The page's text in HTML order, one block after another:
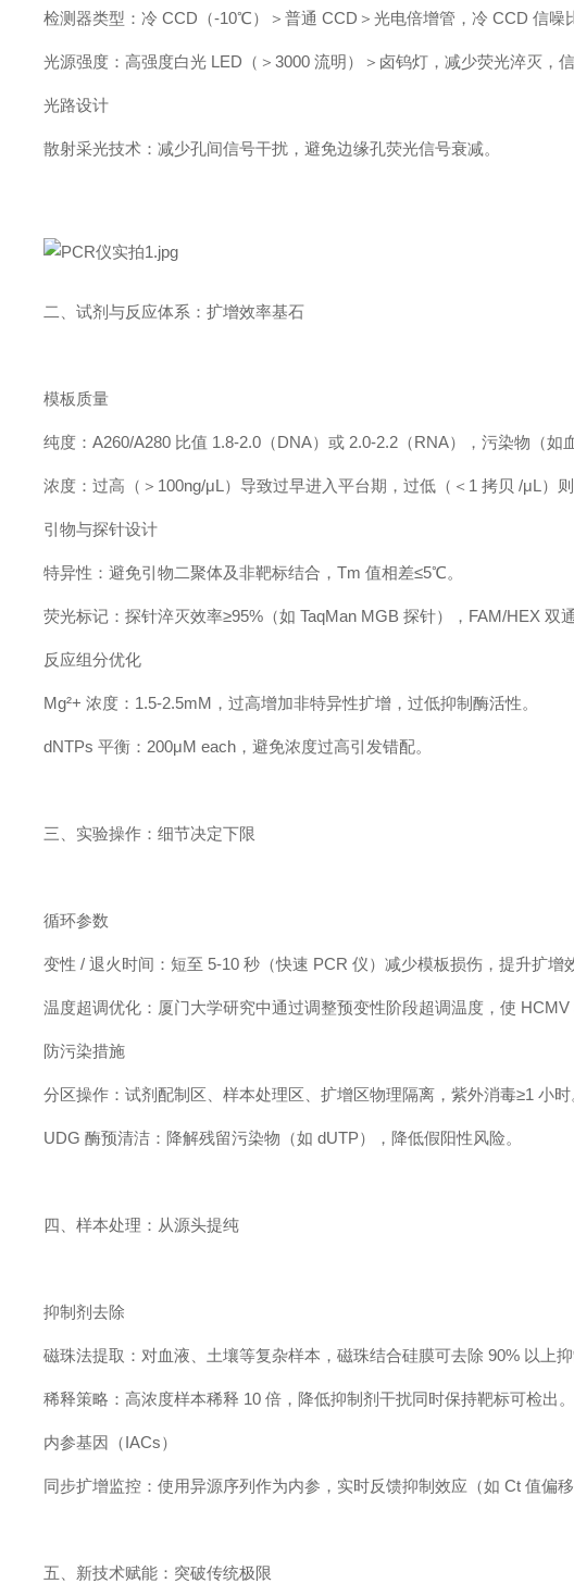
检测器类型：冷 CCD（-10℃）＞普通 CCD＞光电倍增管，冷 CCD 信噪
光源强度：高强度白光 LED（＞3000 流明）＞卤钨灯，减少荧光淬灭，信
光路设计
散射采光技术：减少孔间信号干扰，避免边缘孔荧光信号衰减。
二、试剂与反应体系：扩增效率基石
模板质量
纯度：A260/A280 比值 1.8-2.0（DNA）或 2.0-2.2（RNA），污染物（如
浓度：过高（＞100ng/μL）导致过早进入平台期，过低（＜1 拷贝 /μL）则
引物与探针设计
特异性：避免引物二聚体及非靶标结合，Tm 值相差≤5℃。
荧光标记：探针淬灭效率≥95%（如 TaqMan MGB 探针），FAM/HEX 双
反应组分优化
Mg²+ 浓度：1.5-2.5mM，过高增加非特异性扩增，过低抑制酶活性。
dNTPs 平衡：200μM each，避免浓度过高引发错配。
三、实验操作：细节决定下限
循环参数
变性 / 退火时间：短至 5-10 秒（快速 PCR 仪）减少模板损伤，提升扩增
温度超调优化：厦门大学研究中通过调整预变性阶段超调温度，使 HCMV
防污染措施
分区操作：试剂配制区、样本处理区、扩增区物理隔离，紫外消毒≥1 小时
UDG 酶预清洁：降解残留污染物（如 dUTP），降低假阳性风险。
四、样本处理：从源头提纯
抑制剂去除
磁珠法提取：对血液、土壤等复杂样本，磁珠结合硅膜可去除 90% 以上
稀释策略：高浓度样本稀释 10 倍，降低抑制剂干扰同时保持靶标可检出。
内参基因（IACs）
同步扩增监控：使用异源序列作为内参，实时反馈抑制效应（如 Ct 值偏移
五、新技术赋能：突破传统极限